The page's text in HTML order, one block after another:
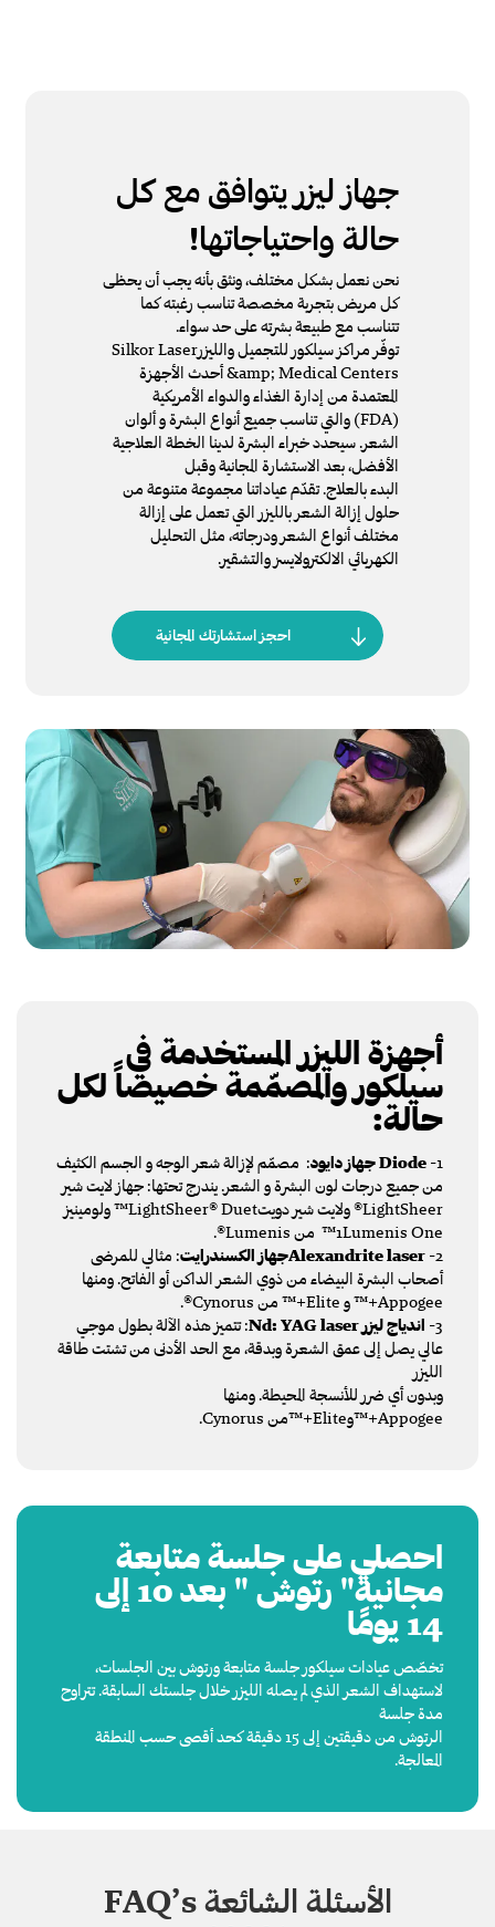
جهاز ليزر يتوافق مع كل
حالة واحتياجاتها!
نحن نعمل بشكل مختلف، ونثق بأنه يجب أن يحظى
كل مريض بتجربة مخصصة تناسب رغبته كما
تتناسب مع طبيعة بشرته على حد سواء.
توفّر مراكز سيلكور للتجميل والليزرSilkor Laser
&amp; Medical Centers أحدث الأجهزة
المعتمدة من إدارة الغذاء والدواء الأمريكية
(FDA) والتي تناسب جميع أنواع البشرة و ألوان
الشعر. سيحدد خبراء البشرة لدينا الخطة العلاجية
الأفضل، بعد الاستشارة المجانية وقبل
البدء بالعلاج. تقدّم عياداتنا مجموعة متنوعة من
حلول إزالة الشعر بالليزر التي تعمل على إزالة
مختلف أنواع الشعر ودرجاته، مثل التحليل
الكهربائي الالكترولايسز والتشقير.
احجز استشارتك المجانية
أجهزة الليزر المستخدمة في
سيلكور والمصمّمة خصيصاً لكل
حالة:
1-
Diodeجهاز دايود: مصمّم لإزالة شعر الوجه و الجسم الكثيف
من جميع درجات لون البشرة و الشعر. يندرج تحتها: جهاز لايت شير
LightSheer® ولايت شير دويتLightSheer® Duet™ ولومينيز
1Lumenis One™ من Lumenis®.
2- Alexandrite laserجهاز الكسندرايت
: مثالي للمرضى
أصحاب البشرة البيضاء من ذوي الشعر الداكن أو الفاتح. ومنها
Appogee+™ و Elite+™ من Cynorus®.
3- اندياج ليزر Nd: YAG laser
: تتميز هذه الآلة بطول موجي
عالي يصل إلى عمق الشعرة وبدقة، مع الحد الأدنى من تشتت طاقة
الليزر
وبدون أي ضرر للأنسجة المحيطة. ومنها
Appogee+™وElite+™من Cynorus.
احصلي على جلسة متابعة
مجانية" رتوش " بعد 10 إلى
14 يومًا
تخصّص عيادات سيلكور جلسة متابعة ورتوش بين الجلسات،
لاستهداف الشعر الذي لم يصله الليزر خلال جلستك السابقة. تتراوح
مدة جلسة
الرتوش من دقيقتين إلى 15 دقيقة كحد أقصى حسب المنطقة
المعالجة.
الأسئلة الشائعة FAQ’s